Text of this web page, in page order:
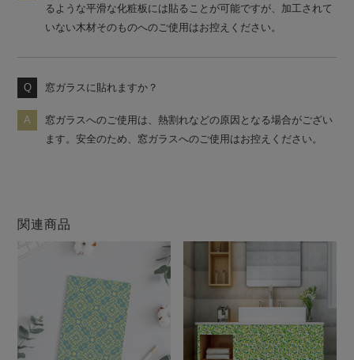
るような平滑な化粧板には貼ることが可能ですが、加工されて
いない木材そのものへのご使用はお控えください。
窓ガラスに貼れますか？
窓ガラスへのご使用は、熱割れなどの原因となる場合がござい
ます。安全のため、窓ガラスへのご使用はお控えください。
関連商品